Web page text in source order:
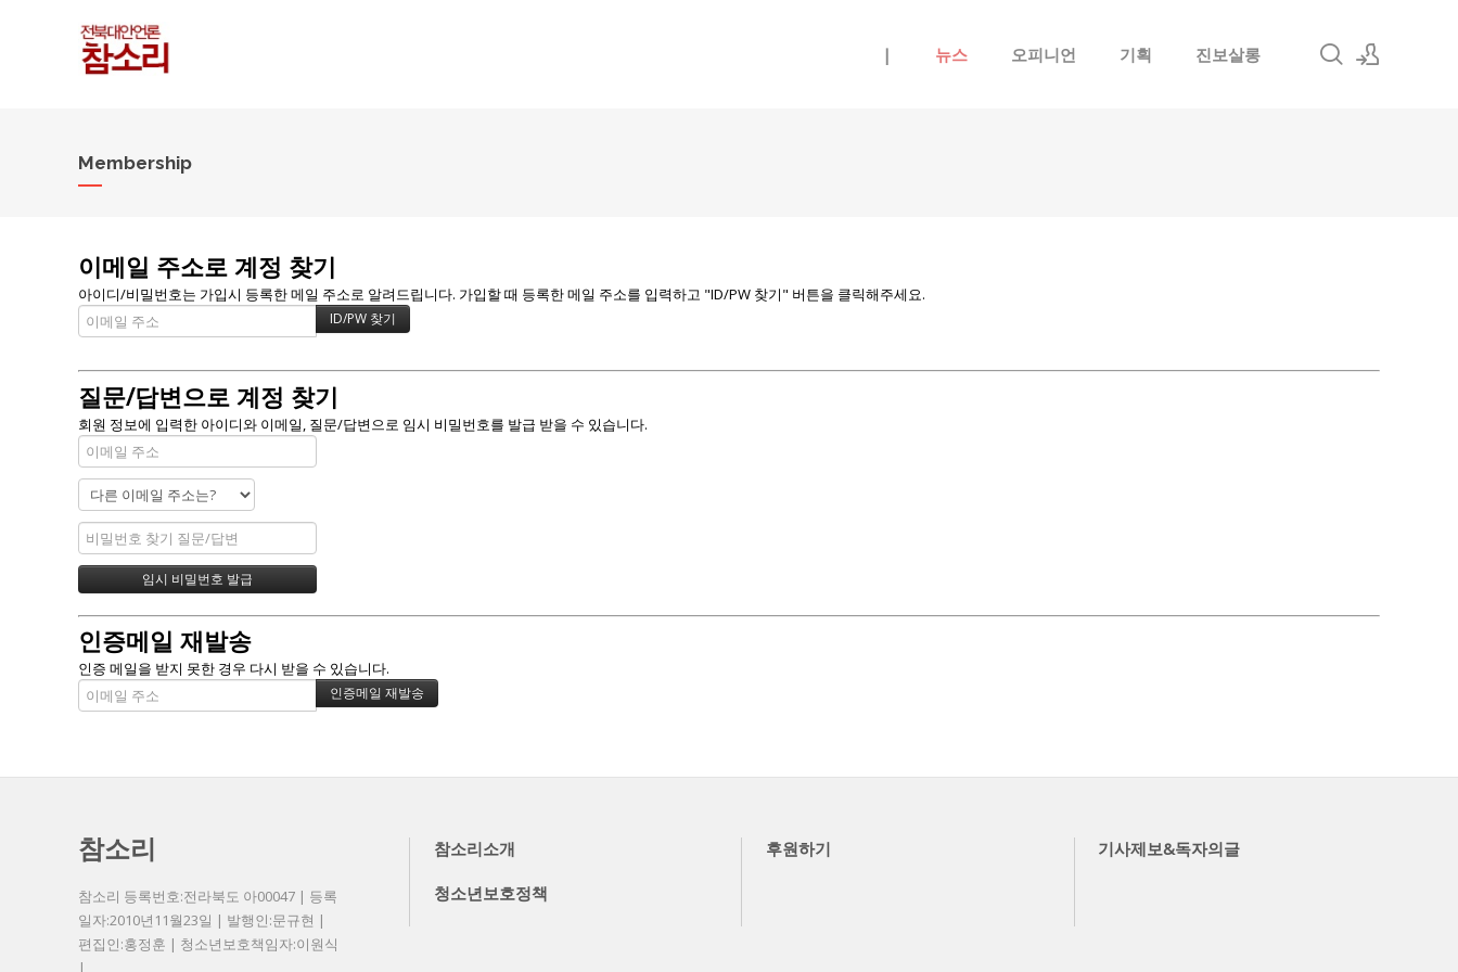
| 뉴스 오피니언 기획 진보살롱
Membership
이메일 주소로 계정 찾기
아이디/비밀번호는 가입시 등록한 메일 주소로 알려드립니다. 가입할 때 등록한 메일 주소를 입력하고 "ID/PW 찾기" 버튼을 클릭해주세요.
질문/답변으로 계정 찾기
회원 정보에 입력한 아이디와 이메일, 질문/답변으로 임시 비밀번호를 발급 받을 수 있습니다.
인증메일 재발송
인증 메일을 받지 못한 경우 다시 받을 수 있습니다.
참소리
참소리 등록번호:전라북도 아00047 | 등록
일자:2010년11월23일 | 발행인:문규현 |
편집인:홍정훈 | 청소년보호책임자:이원식
|
참소리소개 후원하기 기사제보&독자의글
청소년보호정책